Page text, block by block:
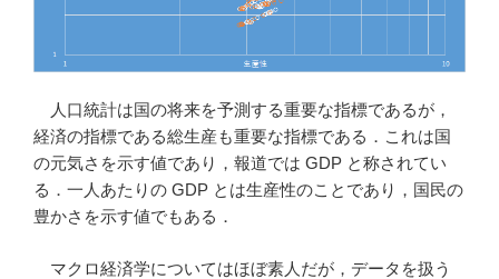
人口統計は国の将来を予測する重要な指標であるが，
経済の指標である総生産も重要な指標である．これは国
の元気さを示す値であり，報道では GDP と称されてい
る．一人あたりの GDP とは生産性のことであり，国民の
豊かさを示す値でもある．
マクロ経済学についてはほぼ素人だが，データを扱う